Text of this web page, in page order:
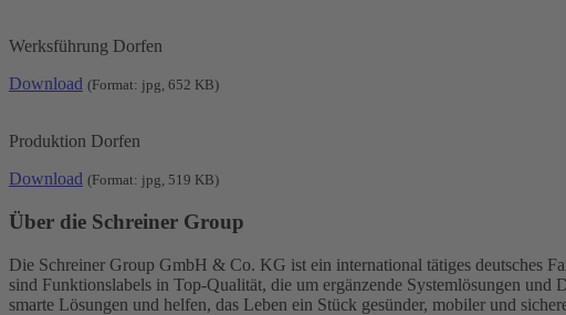
Werksführung Dorfen
Download (Format: jpg, 652 KB)
Produktion Dorfen
Download (Format: jpg, 519 KB)
Über die Schreiner Group
Die Schreiner Group GmbH & Co. KG ist ein international tätiges deutsches
sind Funktionslabels in Top-Qualität, die um ergänzende Systemlösungen
smarte Lösungen und helfen, das Leben ein Stück gesünder, mobiler und